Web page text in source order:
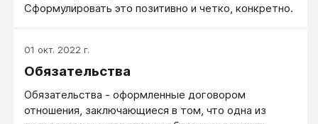
Сформулировать это позитивно и четко, конкретно.
01 окт. 2022 г.
Обязательства
Обязательства - оформленные договором
отношения, заключающиеся в том, что одна из